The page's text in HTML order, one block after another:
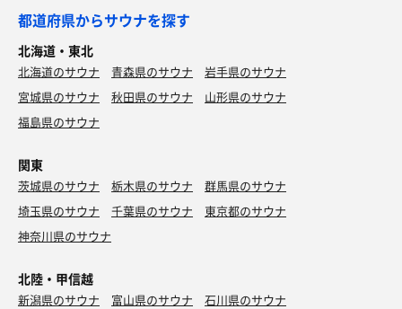
都道府県からサウナを探す
北海道・東北
北海道のサウナ 青森県のサウナ
岩手県のサウナ
宮城県のサウナ
秋田県のサウナ
山形県のサウナ
福島県のサウナ
関東
茨城県のサウナ 栃木県のサウナ
群馬県のサウナ
埼玉県のサウナ
千葉県のサウナ
東京都のサウナ
神奈川県のサウナ
北陸・甲信越
新潟県のサウナ 富山県のサウナ
石川県のサウナ